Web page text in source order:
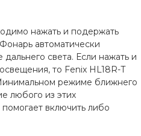
нажать и подержать
автоматически
света. Если нажать и
то Fenix HL18R-T
режиме ближнего
любого из этих
включить либо